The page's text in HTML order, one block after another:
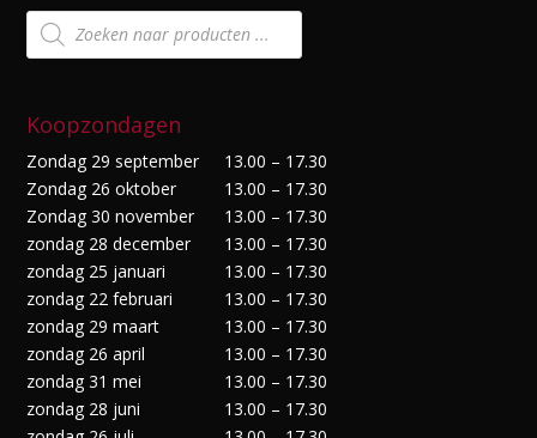
Producten
zoeken
Koopzondagen
Zondag 29 september
13.00 – 17.30
Zondag 26 oktober
13.00 – 17.30
Zondag 30 november
13.00 – 17.30
zondag 28 december
13.00 – 17.30
zondag 25 januari
13.00 – 17.30
zondag 22 februari
13.00 – 17.30
zondag 29 maart
13.00 – 17.30
zondag 26 april
13.00 – 17.30
zondag 31 mei
13.00 – 17.30
zondag 28 juni
13.00 – 17.30